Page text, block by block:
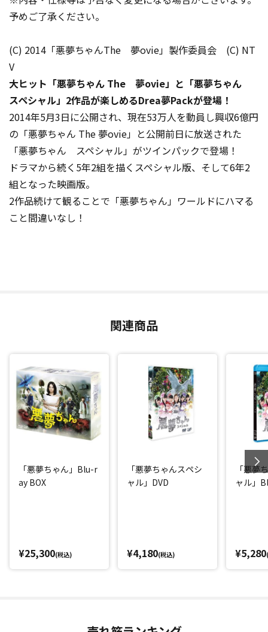
予めご了承ください。
(C) 2014「悪夢ちゃんThe 夢ovie」製作委員会 (C) NT
V
大ヒット「悪夢ちゃん The 夢ovie」と「悪夢ちゃん
スペシャル」2作品が楽しめるDrea夢Packが登場！
2014年5月3日に公開され、現在53万人を動員し興収6億円
の「悪夢ちゃん The 夢ovie」と公開前日に放送された
「悪夢ちゃん スペシャル」がツインパックで登場！
ドラマから続く5年2組を描くスペシャル版、そして6年2
組となった映画版。
2作品続けて観ることで「悪夢ちゃん」ワールドにハマる
こと間違いなし！
関連商品
「悪夢ちゃん」Blu-r
ay BOX
¥25,300(税込)
「悪夢ちゃんスペシ
ャル」DVD
¥4,180(税込)
「悪夢
ャル」
¥5,280